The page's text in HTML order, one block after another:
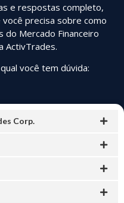
e respostas completo,
precisa sobre como
do Mercado Financeiro
ActivTrades.
você tem dúvida:
Corp.